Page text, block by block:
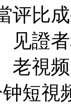
评比
见證
老視
短視